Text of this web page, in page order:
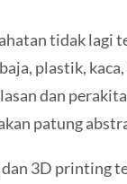
tidak lagi
plastik,
dan
patung
3D printing